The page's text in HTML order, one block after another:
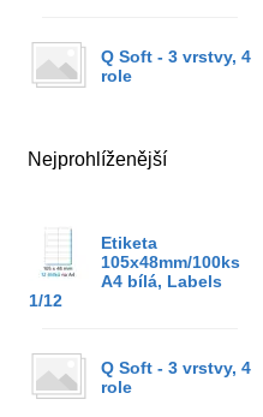
Q Soft - 3 vrstvy, 4
role
Nejprohlíženější
Etiketa
105x48mm/100ks
A4 bílá, Labels
1/12
Q Soft - 3 vrstvy, 4
role